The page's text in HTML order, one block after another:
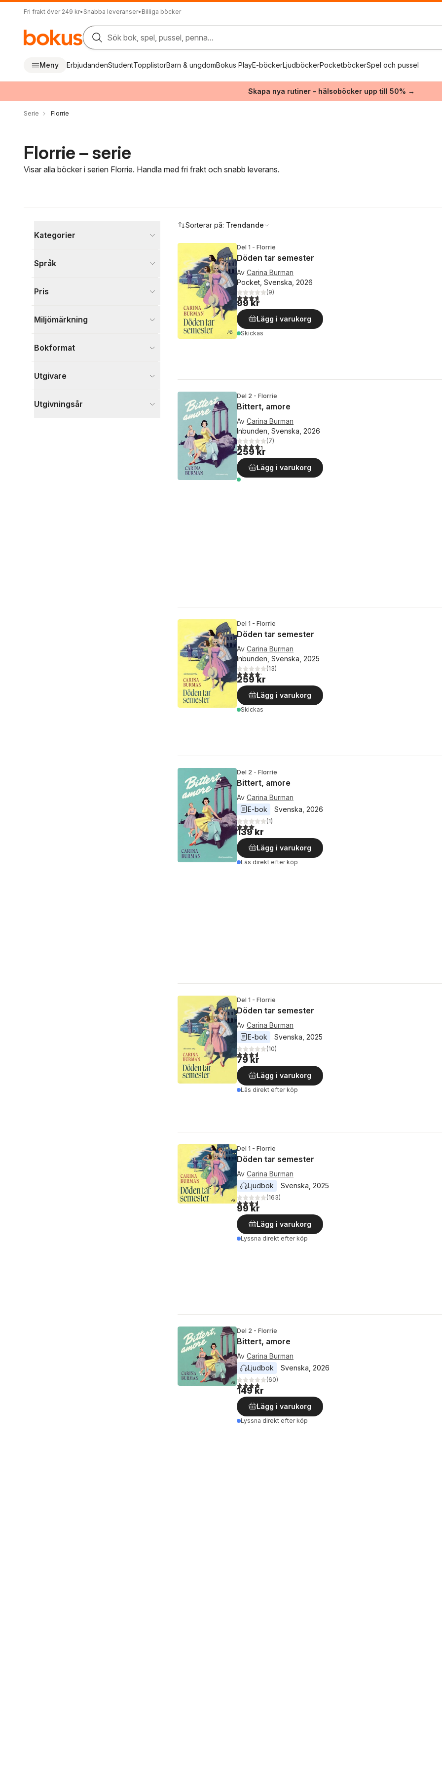
Fri frakt över 249 kr• Snabba leveranser• Billiga böcker
Sök bok, spel, pussel, penna...
Meny ErbjudandenStudentTopplistorBarn & ungdomBokus PlayE-böckerLjudböckerPocketböckerSpel och pussel
Skapa nya rutiner – hälsoböcker upp till 50% →
Serie Florrie
Florrie – serie
Visar alla böcker i serien Florrie. Handla med fri frakt och snabb leverans.
Kategorier
Visa fler
Språk
Pris
Miljömärkning
Bokformat
Utgivare
Utgivningsår
Sorterar på: Trendande
Del 1 - Florrie
Döden tar semester
Av Carina Burman
Pocket, Svenska, 2026
3,7utav 5 stjärnor. Totalt antal röster:
(9)
99 kr
Lägg i varukorg
Skickas
Del 2 - Florrie
Bittert, amore
Av Carina Burman
Inbunden, Svenska, 2026
4,3utav 5 stjärnor. Totalt antal röster:
(7)
259 kr
Lägg i varukorg
Del 1 - Florrie
Döden tar semester
Av Carina Burman
Inbunden, Svenska, 2025
4,2utav 5 stjärnor. Totalt antal röster:
(13)
259 kr
Lägg i varukorg
Skickas
Del 2 - Florrie
Bittert, amore
Av Carina Burman
E-bok
Svenska 2026
3,0utav 5 stjärnor. Totalt antal röster:
(1)
139 kr
Lägg i varukorg
Läs direkt efter köp
Del 1 - Florrie
Döden tar semester
Av Carina Burman
E-bok
Svenska 2025
3,6utav 5 stjärnor. Totalt antal röster:
(10)
79 kr
Lägg i varukorg
Läs direkt efter köp
Del 1 - Florrie
Döden tar semester
Av Carina Burman
Ljudbok
Svenska 2025
3,6utav 5 stjärnor. Totalt antal röster:
(163)
99 kr
Lägg i varukorg
Lyssna direkt efter köp
Del 2 - Florrie
Bittert, amore
Av Carina Burman
Ljudbok
Svenska 2026
3,8utav 5 stjärnor. Totalt antal röster:
(60)
149 kr
Lägg i varukorg
Lyssna direkt efter köp